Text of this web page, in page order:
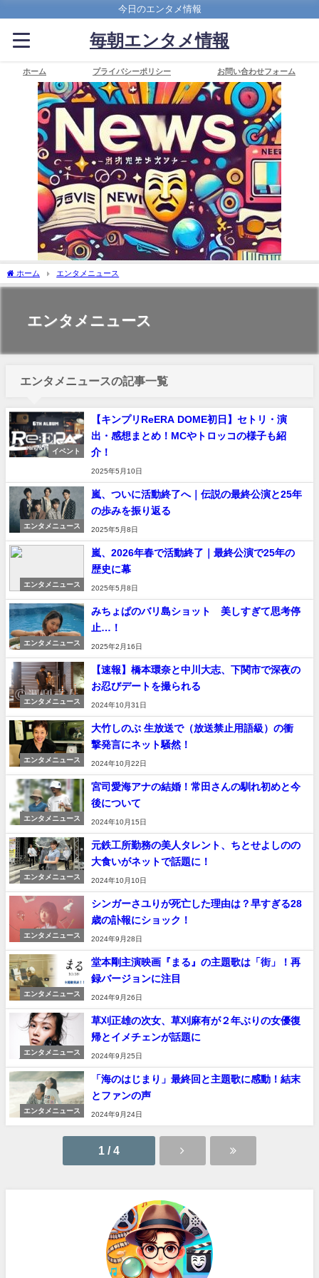
今日のエンタメ情報
毎朝エンタメ情報
ホーム プライバシーポリシー お問い合わせフォーム
ホーム エンタメニュース
エンタメニュース
エンタメニュースの記事一覧
イベント
【キンプリReERA DOME初日】セトリ・演
出・感想まとめ！MCやトロッコの様子も紹
介！
2025年5月10日
エンタメニュース
嵐、ついに活動終了へ｜伝説の最終公演と25年
の歩みを振り返る
2025年5月8日
エンタメニュース
嵐、2026年春で活動終了｜最終公演で25年の
歴史に幕
2025年5月8日
エンタメニュース
みちょぱのバリ島ショット 美しすぎて思考停
止…！
2025年2月16日
エンタメニュース
【速報】橋本環奈と中川大志、下関市で深夜の
お忍びデートを撮られる
2024年10月31日
エンタメニュース
大竹しのぶ 生放送で（放送禁止用語級）の衝
撃発言にネット騒然！
2024年10月22日
エンタメニュース
宮司愛海アナの結婚！常田さんの馴れ初めと今
後について
2024年10月15日
エンタメニュース
元鉄工所勤務の美人タレント、ちとせよしのの
大食いがネットで話題に！
2024年10月10日
エンタメニュース
シンガーさユりが死亡した理由は？早すぎる28
歳の訃報にショック！
2024年9月28日
エンタメニュース
堂本剛主演映画『まる』の主題歌は「街」！再
録バージョンに注目
2024年9月26日
エンタメニュース
草刈正雄の次女、草刈麻有が２年ぶりの女優復
帰とイメチェンが話題に
2024年9月25日
エンタメニュース
「海のはじまり」最終回と主題歌に感動！結末
とファンの声
2024年9月24日
1 / 4